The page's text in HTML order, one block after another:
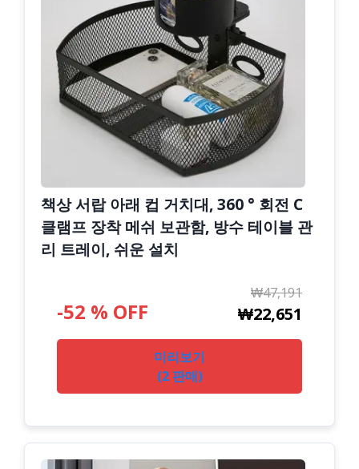
책상 서랍 아래 컵 거치대, 360 ° 회전 C
클램프 장착 메쉬 보관함, 방수 테이블 관
리 트레이, 쉬운 설치
-52 % OFF
₩47,191
₩22,651
미리보기
(2 판매)